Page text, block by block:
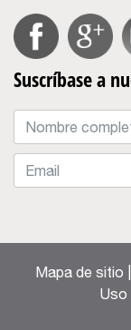
Suscríbase a
Mapa de sitio
Uso